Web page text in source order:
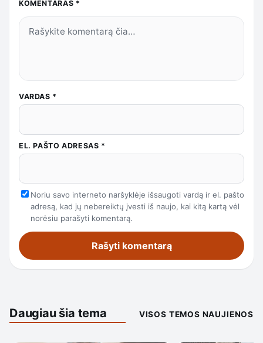
KOMENTARAS *
VARDAS *
EL. PAŠTO ADRESAS *
Noriu savo interneto naršyklėje išsaugoti vardą ir el. pašto
adresą, kad jų nebereiktų įvesti iš naujo, kai kitą kartą vėl
norėsiu parašyti komentarą.
Daugiau šia tema VISOS TEMOS NAUJIENOS